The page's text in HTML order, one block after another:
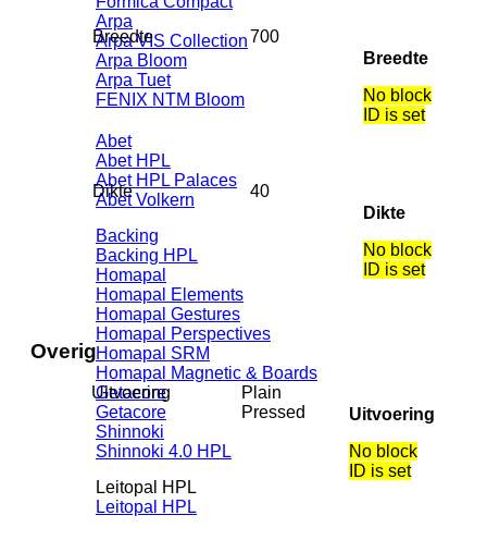
Arpa
Arpa VIS Collection
Arpa Bloom
Arpa Tuet
FENIX NTM Bloom
Abet
Abet HPL
Abet HPL Palaces
Abet Volkern
Backing
Backing HPL
Homapal
Homapal Elements
Homapal Gestures
Homapal Perspectives
Homapal SRM
Homapal Magnetic & Boards
Getacore
Getacore
Shinnoki
Shinnoki 4.0 HPL
Leitopal HPL
Leitopal HPL
Breedte
700
Breedte
No block
ID is set
Dikte
40
Dikte
No block
ID is set
Overig
Uitvoering
Plain
Pressed
Uitvoering
No block
ID is set